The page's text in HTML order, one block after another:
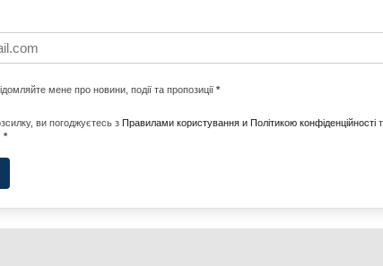
СВІТУ
НОВИНИ
мене про новини, події та пропозиції *
ви погоджуєтесь з Правилами користування и Політикою конфіденційності
*